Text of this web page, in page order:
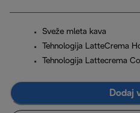
Sveže mleta kava
Tehnologija LatteCrema
Tehnologija Lattecrema
Dodaj